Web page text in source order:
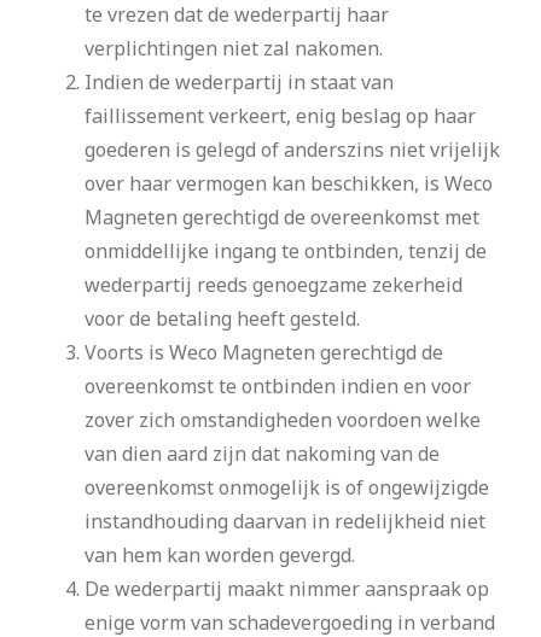
te vrezen dat de wederpartij haar
verplichtingen niet zal nakomen.
Indien de wederpartij in staat van
faillissement verkeert, enig beslag op haar
goederen is gelegd of anderszins niet vrijelijk
over haar vermogen kan beschikken, is Weco
Magneten gerechtigd de overeenkomst met
onmiddellijke ingang te ontbinden, tenzij de
wederpartij reeds genoegzame zekerheid
voor de betaling heeft gesteld.
Voorts is Weco Magneten gerechtigd de
overeenkomst te ontbinden indien en voor
zover zich omstandigheden voordoen welke
van dien aard zijn dat nakoming van de
overeenkomst onmogelijk is of ongewijzigde
instandhouding daarvan in redelijkheid niet
van hem kan worden gevergd.
De wederpartij maakt nimmer aanspraak op
enige vorm van schadevergoeding in verband